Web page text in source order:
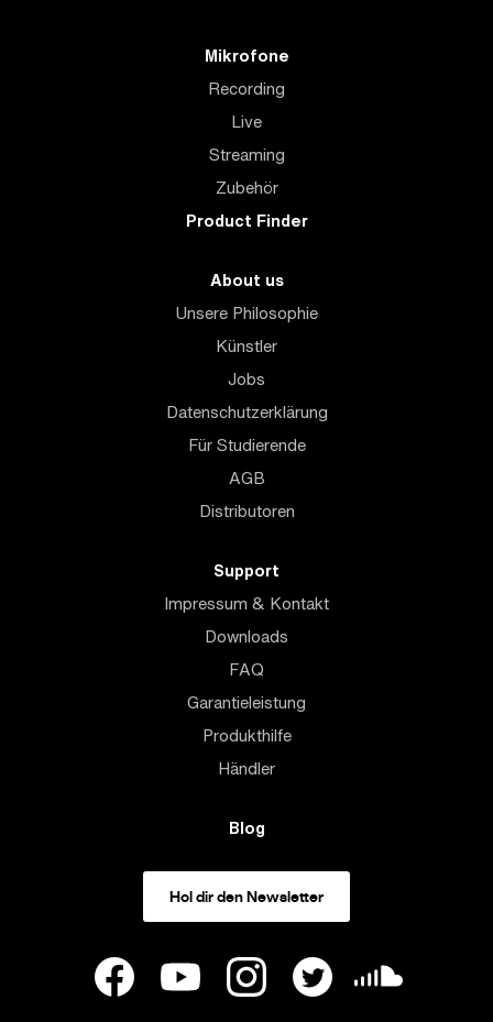
Mikrofone
Recording
Live
Streaming
Zubehör
Product Finder
About us
Unsere Philosophie
Künstler
Jobs
Datenschutzerklärung
Für Studierende
AGB
Distributoren
Support
Impressum & Kontakt
Downloads
FAQ
Garantieleistung
Produkthilfe
Händler
Blog
Hol dir den Newsletter